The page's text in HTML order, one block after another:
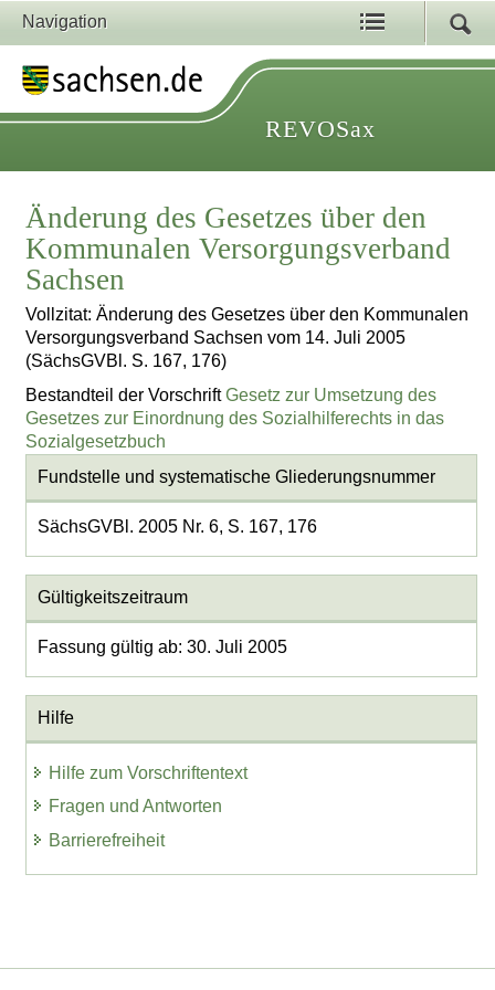
Navigation
REVOSax
Änderung des Gesetzes über den
Kommunalen Versorgungsverband
Sachsen
Vollzitat: Änderung des Gesetzes über den Kommunalen
Versorgungsverband Sachsen vom 14. Juli 2005
(SächsGVBl. S. 167, 176)
Bestandteil der VorschriftGesetz zur Umsetzung des
Gesetzes zur Einordnung des Sozialhilferechts in das
Sozialgesetzbuch
Fundstelle und systematische Gliederungsnummer
SächsGVBl. 2005 Nr. 6, S. 167, 176
Gültigkeitszeitraum
Fassung gültig ab: 30. Juli 2005
Hilfe
Hilfe zum Vorschriftentext
Fragen und Antworten
Barrierefreiheit